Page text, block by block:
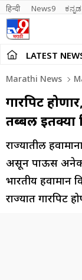
हिन्दी News9 ಕನ್ನಡ
LATEST
Marathi News
गारपिट
तब्बल इतक्या
राज्यातील
असून पाऊस अनेक
भारतीय हवामान
राज्यात गारपिट